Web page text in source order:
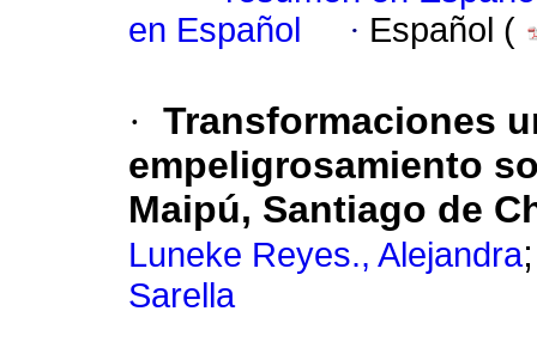
en Español
· Español (
· Transformaciones
empeligrosamiento
Maipú, Santiago de
Luneke Reyes., Alejandra
Sarella